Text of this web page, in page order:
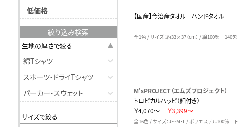
低価格
絞り込み検索
生地の厚さで絞る
綿Tシャツ
スポーツ・ドライTシャツ
パーカー・スウェット
サイズで絞る
【国産】今治産タオル ハンドタオル
全1色 / サイズ：約33×37（cm） / 綿100％ 140匁
M'sPROJECT（エムズプロジェクト）
トロピカルハッピ（釦付き）
￥4,070～
￥3,399～
全16色 / サイズ：JF・M・L / ポリエステル100％ ト